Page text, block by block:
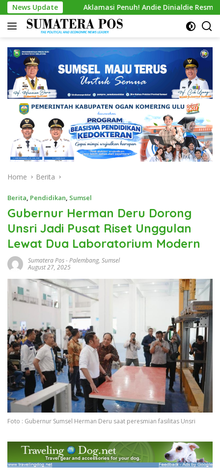
Skip
to
content
News Update
Aklamasi Penuh! Andie Dinialdie Resmi Nahkodai
Home Berita
Berita, Pendidikan, Sumsel
Gubernur Herman Deru Dorong
Unsri Jadi Pusat Riset Unggulan
Lewat Dua Laboratorium Modern
Sumatera Pos-Palembang, Sumsel
August 27, 2025
Foto : Gubernur Sumsel Herman Deru saat peresmian fasilitas Unsri